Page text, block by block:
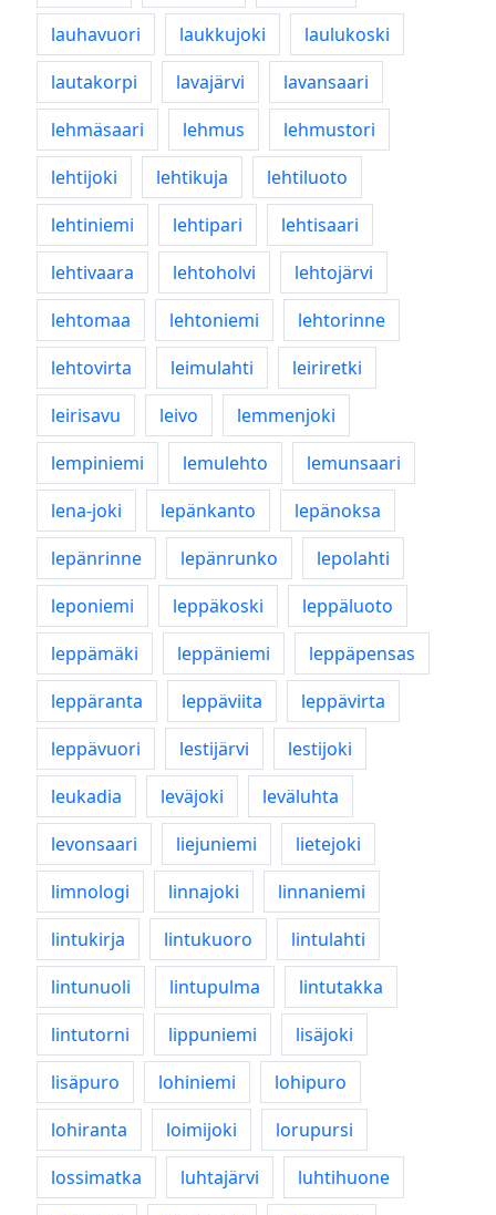
lauhavuori laukkujoki
laulukoski
lautakorpi
lavajärvi
lavansaari
lehmäsaari
lehmus
lehmustori
lehtijoki
lehtikuja
lehtiluoto
lehtiniemi
lehtipari
lehtisaari
lehtivaara
lehtoholvi
lehtojärvi
lehtomaa
lehtoniemi
lehtorinne
lehtovirta
leimulahti
leiriretki
leirisavu
leivo
lemmenjoki
lempiniemi
lemulehto
lemunsaari
lena-joki
lepänkanto
lepänoksa
lepänrinne
lepänrunko
lepolahti
leponiemi
leppäkoski
leppäluoto
leppämäki
leppäniemi
leppäpensas
leppäranta
leppäviita
leppävirta
leppävuori
lestijärvi
lestijoki
leukadia
leväjoki
leväluhta
levonsaari
liejuniemi
lietejoki
limnologi
linnajoki
linnaniemi
lintukirja
lintukuoro
lintulahti
lintunuoli
lintupulma
lintutakka
lintutorni
lippuniemi
lisäjoki
lisäpuro
lohiniemi
lohipuro
lohiranta
loimijoki
lorupursi
lossimatka
luhtajärvi
luhtihuone